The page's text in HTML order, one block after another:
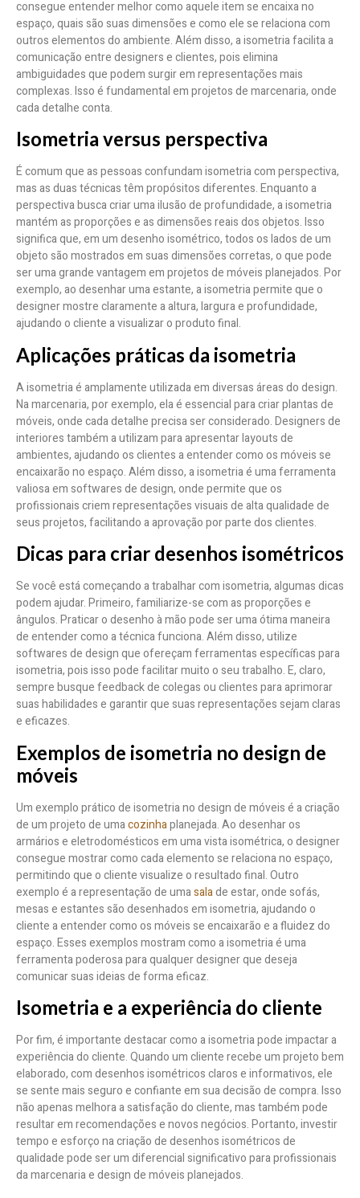
consegue entender melhor como aquele item se encaixa no
espaço, quais são suas dimensões e como ele se relaciona com
outros elementos do ambiente. Além disso, a isometria facilita a
comunicação entre designers e clientes, pois elimina
ambiguidades que podem surgir em representações mais
complexas. Isso é fundamental em projetos de marcenaria, onde
cada detalhe conta.
Isometria versus perspectiva
É comum que as pessoas confundam isometria com perspectiva,
mas as duas técnicas têm propósitos diferentes. Enquanto a
perspectiva busca criar uma ilusão de profundidade, a isometria
mantém as proporções e as dimensões reais dos objetos. Isso
significa que, em um desenho isométrico, todos os lados de um
objeto são mostrados em suas dimensões corretas, o que pode
ser uma grande vantagem em projetos de móveis planejados. Por
exemplo, ao desenhar uma estante, a isometria permite que o
designer mostre claramente a altura, largura e profundidade,
ajudando o cliente a visualizar o produto final.
Aplicações práticas da isometria
A isometria é amplamente utilizada em diversas áreas do design.
Na marcenaria, por exemplo, ela é essencial para criar plantas de
móveis, onde cada detalhe precisa ser considerado. Designers de
interiores também a utilizam para apresentar layouts de
ambientes, ajudando os clientes a entender como os móveis se
encaixarão no espaço. Além disso, a isometria é uma ferramenta
valiosa em softwares de design, onde permite que os
profissionais criem representações visuais de alta qualidade de
seus projetos, facilitando a aprovação por parte dos clientes.
Dicas para criar desenhos isométricos
Se você está começando a trabalhar com isometria, algumas dicas
podem ajudar. Primeiro, familiarize-se com as proporções e
ângulos. Praticar o desenho à mão pode ser uma ótima maneira
de entender como a técnica funciona. Além disso, utilize
softwares de design que ofereçam ferramentas específicas para
isometria, pois isso pode facilitar muito o seu trabalho. E, claro,
sempre busque feedback de colegas ou clientes para aprimorar
suas habilidades e garantir que suas representações sejam claras
e eficazes.
Exemplos de isometria no design de
móveis
Um exemplo prático de isometria no design de móveis é a criação
de um projeto de umacozinhaplanejada. Ao desenhar os
armários e eletrodomésticos em uma vista isométrica, o designer
consegue mostrar como cada elemento se relaciona no espaço,
permitindo que o cliente visualize o resultado final. Outro
exemplo é a representação de umasalade estar, onde sofás,
mesas e estantes são desenhados em isometria, ajudando o
cliente a entender como os móveis se encaixarão e a fluidez do
espaço. Esses exemplos mostram como a isometria é uma
ferramenta poderosa para qualquer designer que deseja
comunicar suas ideias de forma eficaz.
Isometria e a experiência do cliente
Por fim, é importante destacar como a isometria pode impactar a
experiência do cliente. Quando um cliente recebe um projeto bem
elaborado, com desenhos isométricos claros e informativos, ele
se sente mais seguro e confiante em sua decisão de compra. Isso
não apenas melhora a satisfação do cliente, mas também pode
resultar em recomendações e novos negócios. Portanto, investir
tempo e esforço na criação de desenhos isométricos de
qualidade pode ser um diferencial significativo para profissionais
da marcenaria e design de móveis planejados.